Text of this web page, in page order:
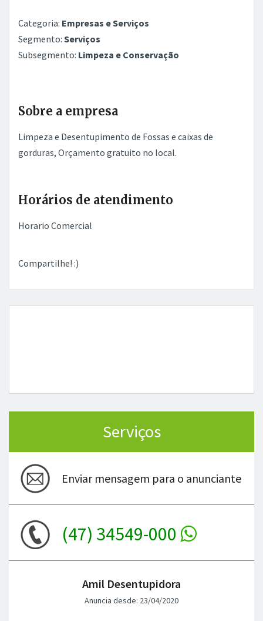
Categoria: Empresas e Serviços
Segmento: Serviços
Subsegmento: Limpeza e Conservação
Sobre a empresa
Limpeza e Desentupimento de Fossas e caixas de
gorduras, Orçamento gratuito no local.
Horários de atendimento
Horario Comercial
Compartilhe! :)
Serviços
Enviar mensagem para o anunciante
(47) 34549-000
Amil Desentupidora
Anuncia desde: 23/04/2020